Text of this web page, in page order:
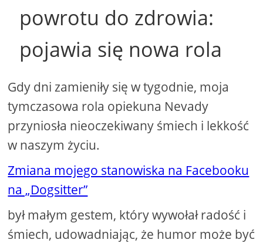
powrotu do zdrowia:
pojawia się nowa rola
Gdy dni zamieniły się w tygodnie, moja
tymczasowa rola opiekuna Nevady
przyniosła nieoczekiwany śmiech i lekkość
w naszym życiu.
Zmiana mojego stanowiska na Facebooku
na „Dogsitter”
był małym gestem, który wywołał radość i
śmiech, udowadniając, że humor może być